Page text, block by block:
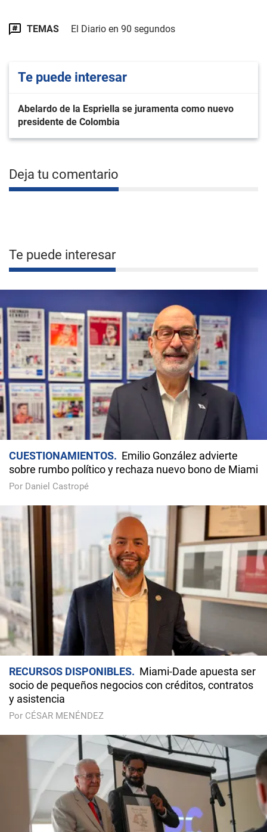
TEMAS El Diario en 90 segundos
Te puede interesar
Abelardo de la Espriella se juramenta como nuevo
presidente de Colombia
Deja tu comentario
Te puede interesar
CUESTIONAMIENTOS
Emilio González advierte
sobre rumbo político y rechaza nuevo bono de Miami
Por Daniel Castropé
RECURSOS DISPONIBLES
Miami-Dade apuesta ser
socio de pequeños negocios con créditos, contratos
y asistencia
Por CÉSAR MENÉNDEZ